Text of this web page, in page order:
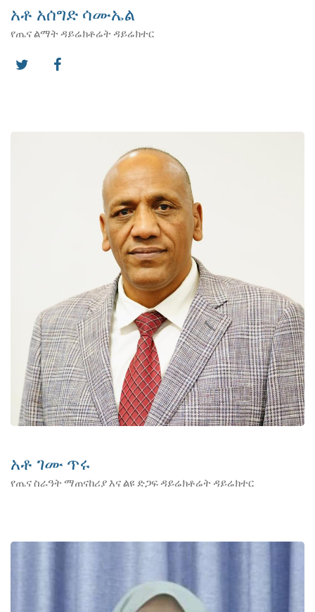
አቶ አሰግድ ሳሙኤል
የጤና ልማት ዳይሬክቶሬት ዳይሬክተር
twitterfacebook
አቶ ገሙ ጥሩ
የጤና ስራዓት ማጠናከሪያ እና ልዩ ድጋፍ ዳይሬክቶሬት ዳይሬክተር